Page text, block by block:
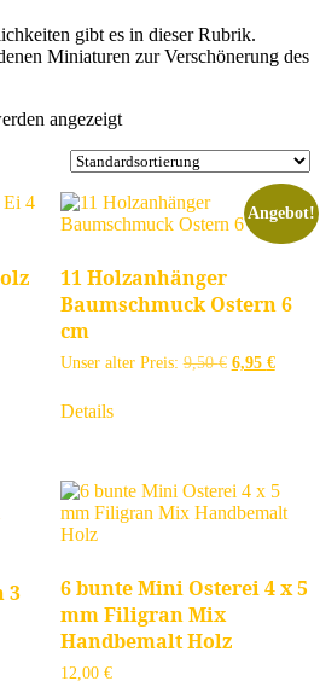
gibt es in dieser Rubrik.
Miniaturen zur Verschönerung des
angezeigt
Angebot!
11 Holzanhänger
Baumschmuck Ostern 6
cm
Unser alter Preis: 9,50€ 6,95 €
Details
3
6 bunte Mini Osterei 4 x 5
mm Filigran Mix
Handbemalt Holz
12,00 €